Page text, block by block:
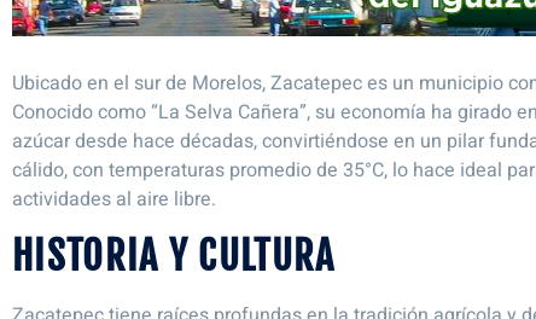
Ubicado en el sur de Morelos, Zacatepec es un municipio
Conocido como “La Selva Cañera”, su economía ha girado
azúcar desde hace décadas, convirtiéndose en un pilar
cálido, con temperaturas promedio de 35°C, lo hace ideal
actividades al aire libre.
HISTORIA Y CULTURA